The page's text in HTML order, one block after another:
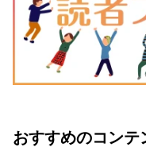
おすすめのコンテ